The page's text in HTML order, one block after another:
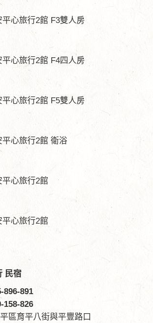
平心旅行2館 F3雙人房
平心旅行2館 F4四人房
平心旅行2館 F5雙人房
平心旅行2館 衛浴
平心旅行2館
平心旅行2館
民宿
896-891
158-826
區育平八街與平豐路口